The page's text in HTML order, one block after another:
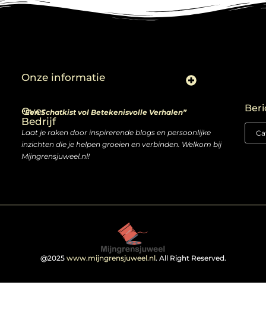
Over
Bedrijf
“Een Schatkist vol Betekenisvolle Verhalen”
Laat je raken door inspirerende blogs en persoonlijke
inzichten die je helpen groeien en verbinden. Welkom bij
Mijngrensjuweel.nl!
Onze informatie
@2025 www.mijngrensjuweel.nl. All Right Reserved.